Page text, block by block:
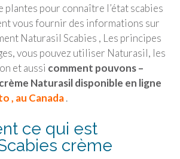
plantes pour connaître l’état scabies
vous fournir des informations sur
Naturasil Scabies , Les principes
vous pouvez utiliser Naturasil, les
et aussi comment pouvons –
Naturasil disponible en ligne
, au Canada.
ce qui est
crème